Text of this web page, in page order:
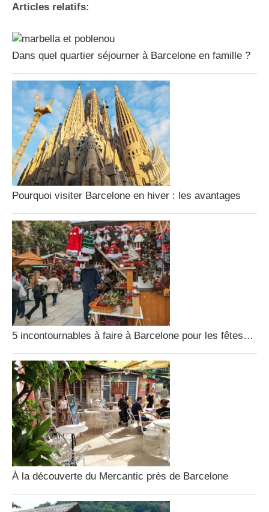
Articles relatifs:
Dans quel quartier séjourner à Barcelone en famille ?
Pourquoi visiter Barcelone en hiver : les avantages
5 incontournables à faire à Barcelone pour les fêtes…
À la découverte du Mercantic près de Barcelone